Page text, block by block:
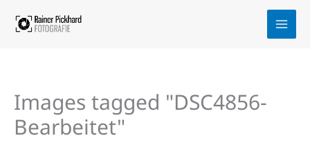
Inhalt
Images tagged "DSC4856-
Bearbeitet"